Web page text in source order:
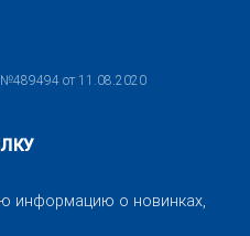
№489494 от 11.08.2020
информацию о новинках,